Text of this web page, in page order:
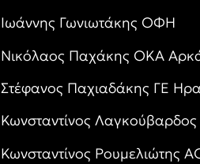
Ιωάννης Γωνιωτάκης ΟΦΗ
Νικόλαος Παχάκης ΟΚΑ
Στέφανος Παχιαδάκης ΓΕ
Κωνσταντίνος
Κωνσταντίνος Ρουμελιώτης